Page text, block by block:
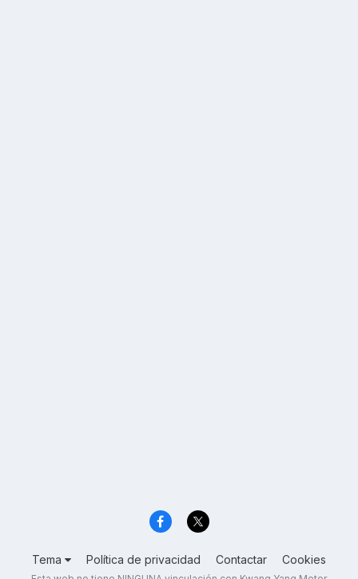
Tema Política de privacidad Contactar Cookies